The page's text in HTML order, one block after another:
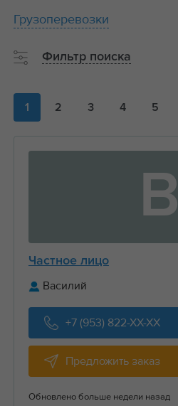
1 2 3 4 5
В
Частное лицо
Василий
+7 (953) 822-XX-XX
Предложить заказ
Обновлено больше недели назад
Грузоперевозки
Фильтр поиска